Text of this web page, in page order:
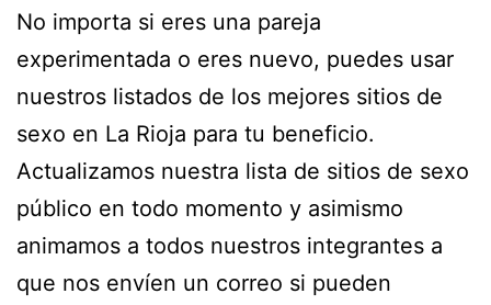
No importa si eres una pareja
experimentada o eres nuevo, puedes usar
nuestros listados de los mejores sitios de
sexo en La Rioja para tu beneficio.
Actualizamos nuestra lista de sitios de sexo
público en todo momento y asimismo
animamos a todos nuestros integrantes a
que nos envíen un correo si pueden